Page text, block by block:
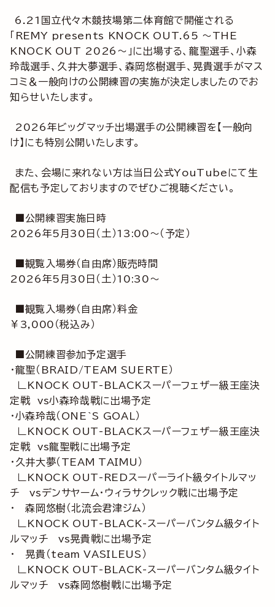
6.21国立代々木競技場第二体育館で開催される
「REMY presents KNOCK OUT.65 ～THE
KNOCK OUT 2026～」に出場する、龍聖選手、小森
玲哉選手、久井大夢選手、森岡悠樹選手、晃貴選手がマス
コミ＆一般向けの公開練習の実施が決定しましたのでお
知らせいたします。
2026年ビッグマッチ出場選手の公開練習を【一般向
け】にも特別公開いたします。
また、会場に来れない方は当日公式YouTubeにて生
配信も予定しておりますのでぜひご視聴ください。
■公開練習実施日時
2026年5月30日（土）13:00～（予定）
■観覧入場券（自由席）販売時間
2026年5月30日（土）10:30～
■観覧入場券（自由席）料金
￥3,000（税込み）
■公開練習参加予定選手
・龍聖（BRAID/TEAM SUERTE）
∟KNOCK OUT-BLACKスーパーフェザー級王座決
定戦 vs小森玲哉戦に出場予定
・小森玲哉（ONE`S GOAL）
∟KNOCK OUT-BLACKスーパーフェザー級王座決
定戦 vs龍聖戦に出場予定
・久井大夢（TEAM TAIMU）
∟KNOCK OUT-REDスーパーライト級タイトルマッ
チ vsデンサヤーム・ウィラサクレック戦に出場予定
・ 森岡悠樹（北流会君津ジム）
∟KNOCK OUT-BLACK-スーパーバンタム級タイト
ルマッチ vs晃貴戦に出場予定
・ 晃貴（team VASILEUS）
∟KNOCK OUT-BLACK-スーパーバンタム級タイト
ルマッチ vs森岡悠樹戦に出場予定